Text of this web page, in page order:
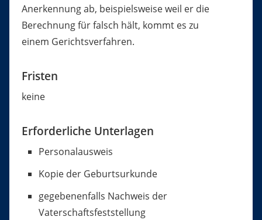
Anerkennung ab, beispielsweise weil er die
Berechnung für falsch hält, kommt es zu
einem Gerichtsverfahren.
Fristen
keine
Erforderliche Unterlagen
Personalausweis
Kopie der Geburtsurkunde
gegebenenfalls Nachweis der
Vaterschaftsfeststellung